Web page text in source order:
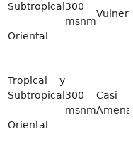
Subtropical
Oriental
300
msnm
Tropical y
Subtropical
Oriental
300
msnm
Casi